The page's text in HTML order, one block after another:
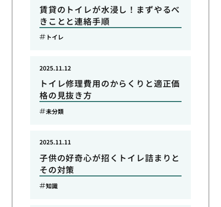
賃貸のトイレが水浸し！まずやるべ
きことと連絡手順
トイレ
トイレ修理費用のからくりと適正価
格の見抜き方
2025.11.12
未分類
子供の好奇心が招くトイレ詰まりと
その対策
2025.11.11
知識